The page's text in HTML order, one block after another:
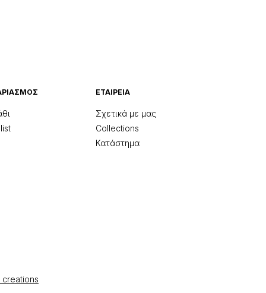
ΕΤΑΙΡΕΙΑ
Σχετικά με μας
Collections
Κατάστημα
creations